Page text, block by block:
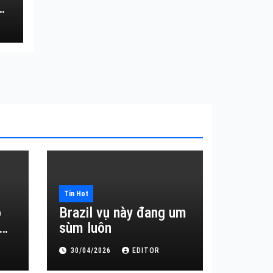
Tin Hot
Brazil vụ này đang um
sùm luôn
30/04/2026 EDITOR